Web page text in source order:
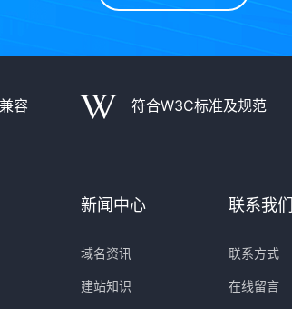
容 符合W3C标准及规范
新闻中心
域名资讯
建站知识
联系我们
联系方式
在线留言